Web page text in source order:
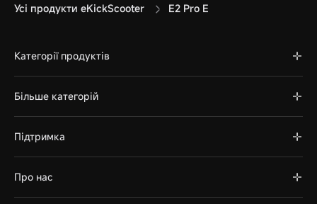
Усі продукти eKickScooter
E2 Pro E
Категорії продуктів
Більше категорій
Підтримка
Про нас